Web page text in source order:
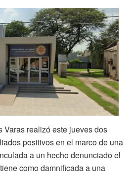
Varas realizó este jueves dos
positivos en el marco de una
a un hecho denunciado el
como damnificada a una